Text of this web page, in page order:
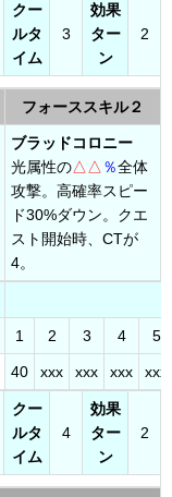
クー
ルタ
イム
3
効果
ター
ン
2
フォーススキル２
ブラッドコロニー
光属性の△△ ％全体
攻撃。高確率スピー
ド30%ダウン。クエ
スト開始時、CTが
4。
1 2 3 4 5
40 xxx xxx xxx xxx
クー
ルタ
イム
4
効果
ター
ン
2